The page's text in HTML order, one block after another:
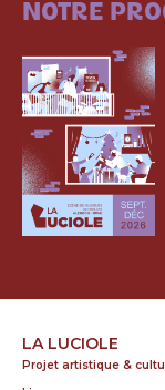
NOTRE
LA LUCIOLE
Projet artistique &